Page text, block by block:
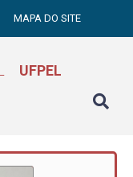
MAPA DO SITE
UFPEL